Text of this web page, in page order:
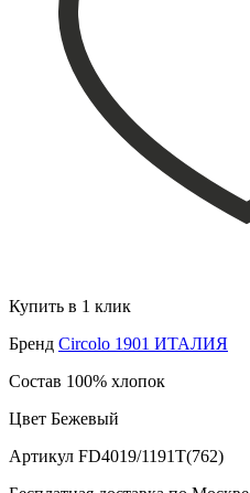
Купить в 1 клик
Бренд Circolo 1901 ИТАЛИЯ
Состав 100% хлопок
Цвет Бежевый
Артикул FD4019/1191T(762)